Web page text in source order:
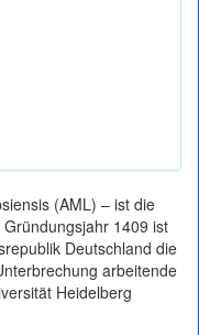
(AML) – ist die
1409 ist
Deutschland die
arbeitende
Heidelberg